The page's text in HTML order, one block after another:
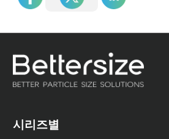
시리즈별